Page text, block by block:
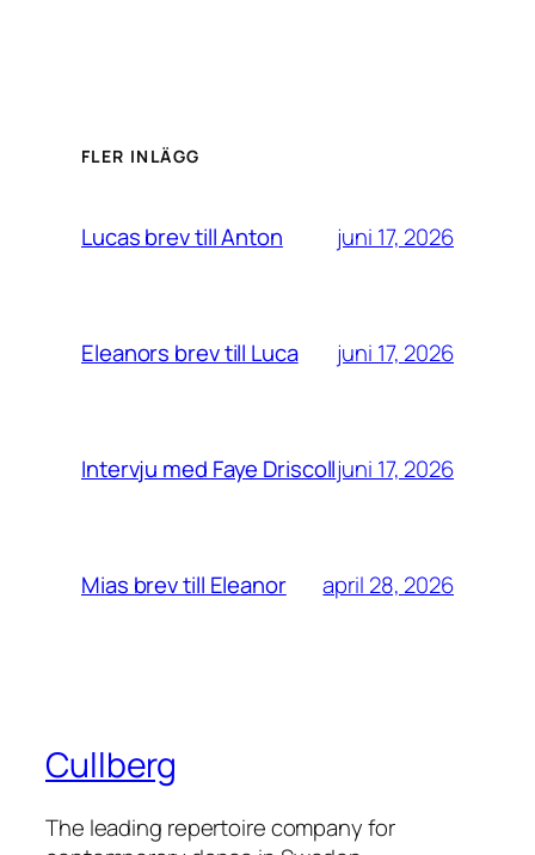
FLER INLÄGG
Lucas brev till Anton juni 17, 2026
Eleanors brev till Luca juni 17, 2026
Intervju med Faye Driscolljuni 17, 2026
Mias brev till Eleanor april 28, 2026
Cullberg
The leading repertoire company for